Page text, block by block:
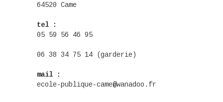
64520 Came
tel :
05 59 56 46 95
06 38 34 75 14 (garderie)
mail :
ecole-publique-came@wanadoo.fr